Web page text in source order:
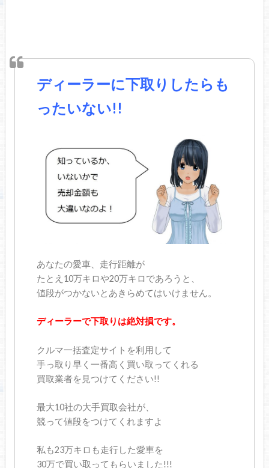
ディーラーに下取りしたらも
ったいない!!
あなたの愛車、走行距離が
たとえ10万キロや20万キロであろうと、
値段がつかないとあきらめてはいけません。
ディーラーで下取りは絶対損です。
クルマ一括査定サイトを利用して
手っ取り早く一番高く買い取ってくれる
買取業者を見つけてください!!
最大10社の大手買取会社が、
競って値段をつけてくれますよ
私も23万キロも走行した愛車を
30万で買い取ってもらいました!!!